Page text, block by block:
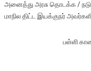
அனைத்து அரசு தொடக்க /
மாநில திட்ட இயக்குநர்
பள்ளி